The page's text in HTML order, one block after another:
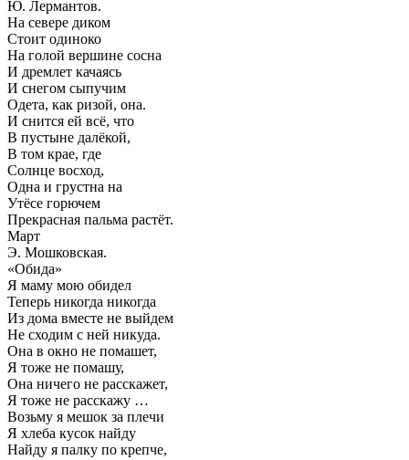
Ю. Лермантов.
На севере диком
Стоит одиноко
На голой вершине сосна
И дремлет качаясь
И снегом сыпучим
Одета, как ризой, она.
И снится ей всё, что
В пустыне далёкой,
В том крае, где
Солнце восход,
Одна и грустна на
Утёсе горючем
Прекрасная пальма растёт.
Март
Э. Мошковская.
«Обида»
Я маму мою обидел
Теперь никогда никогда
Из дома вместе не выйдем
Не сходим с ней никуда.
Она в окно не помашет,
Я тоже не помашу,
Она ничего не расскажет,
Я тоже не расскажу …
Возьму я мешок за плечи
Я хлеба кусок найду
Найду я палку по крепче,